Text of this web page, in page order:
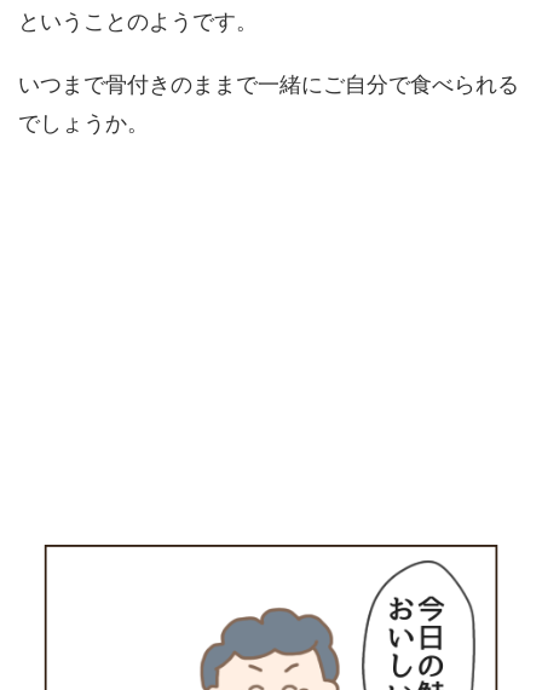
ということのようです。
いつまで骨付きのままで一緒にご自分で食べられる
でしょうか。